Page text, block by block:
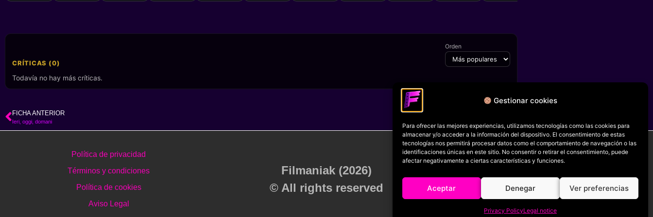
Gestionar cookies
Para ofrecer las mejores experiencias, utilizamos tecnologías como las cookies para
almacenar y/o acceder a la información del dispositivo. El consentimiento de estas
tecnologías nos permitirá procesar datos como el comportamiento de navegación o las
identificaciones únicas en este sitio. No consentir o retirar el consentimiento, puede
afectar negativamente a ciertas características y funciones.
Aceptar Denegar Ver preferencias
Privacy PolicyLegal notice
CRÍTICAS (0)
Orden
Todavía no hay más críticas.
FICHA ANTERIOR
Ieri, oggi, domani
Política de privacidad
Términos y condiciones
Política de cookies
Aviso Legal
Filmaniak (2026)
© All rights reserved